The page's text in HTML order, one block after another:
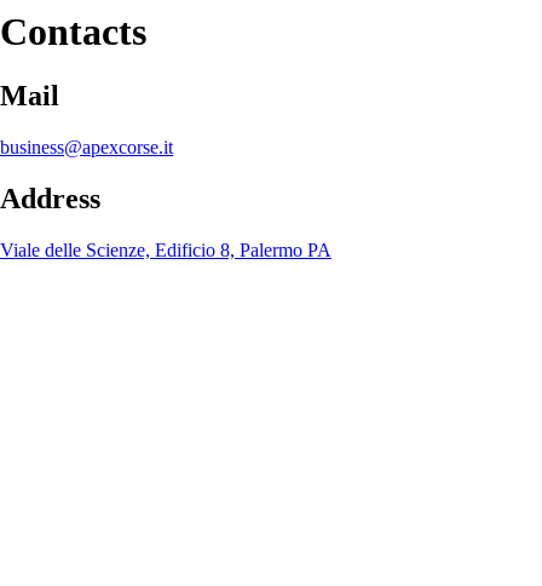
Contacts
Mail
business@apexcorse.it
Address
Viale delle Scienze, Edificio 8, Palermo PA